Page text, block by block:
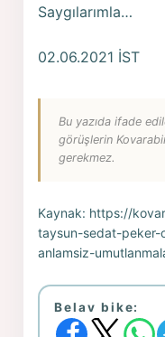
Saygılarımla…
02.06.2021 İST
Bu yazıda ifade
görüşlerin
gerekmez.
Kaynak: https://
taysun-sedat-
anlamsiz-
Belav bike: